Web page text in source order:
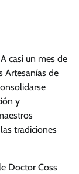
casi un mes de
Artesanías de
y
tradiciones
Doctor Coss